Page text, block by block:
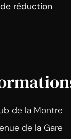
de réduction
de la Montre
de la Gare